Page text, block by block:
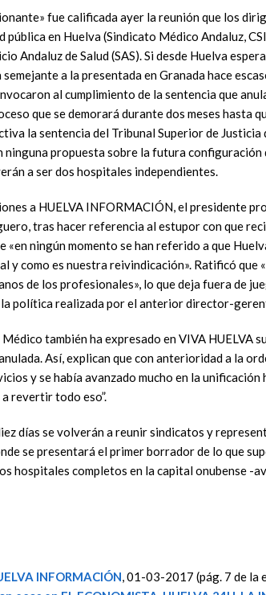
fue calificada ayer la reunión que los
pública en Huelva (Sindicato Médico Andaluz,
Andaluz de Salud (SAS). Si desde Huelva
a la presentada en Granada hace
al cumplimiento de la sentencia que
que se demorará durante dos meses hasta
la sentencia del Tribunal Superior de Justicia
ninguna propuesta sobre la futura
a ser dos hospitales independientes.
a HUELVA INFORMACIÓN, el presidente
tras hacer referencia al estupor con que
«en ningún momento se han referido a que
y como es nuestra reivindicación». Ratificó que
de los profesionales», lo que deja fuera de
política realizada por el anterior director-
también ha expresado en VIVA HUELVA
Así, explican que con anterioridad a la
y se había avanzado mucho en la
a revertir todo eso”.
días se volverán a reunir sindicatos y
se presentará el primer borrador de lo que
hospitales completos en la capital onubense -
INFORMACIÓN, 01-03-2017 (pág. 7 de la